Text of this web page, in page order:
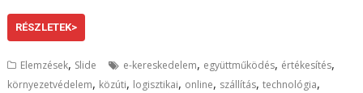
RÉSZLETEK>
Elemzések, Slide e-kereskedelem, együttműködés, értékesítés,
környezetvédelem, közúti, logisztikai, online, szállítás,technológia,